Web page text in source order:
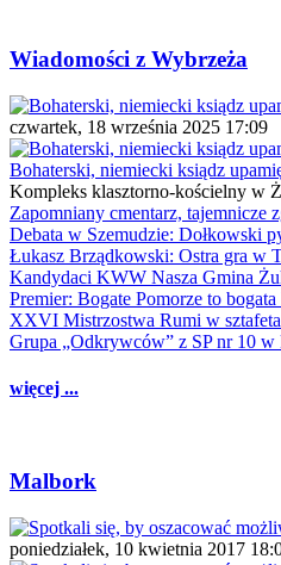
Wiadomości z Wybrzeża
czwartek, 18 września 2025 17:09
Bohaterski, niemiecki ksiądz
Kompleks klasztorno-kościelny w
Zapomniany cmentarz, tajemnicze
Debata w Szemudzie: Dołkowski
Łukasz Brządkowski: Ostra gra w
Kandydaci KWW Nasza Gmina
Premier: Bogate Pomorze to bogata
XXVI Mistrzostwa Rumi w
Grupa „Odkrywców” z SP nr 10
więcej ...
Malbork
poniedziałek, 10 kwietnia 2017